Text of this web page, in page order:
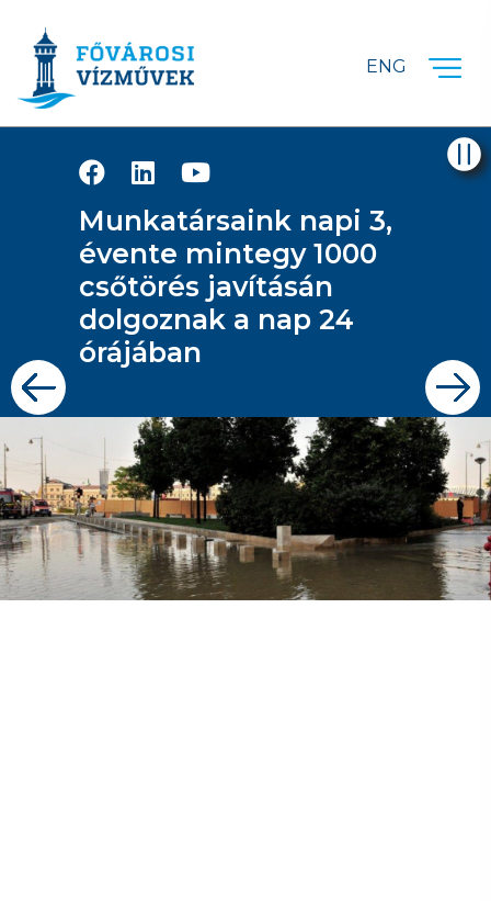
ENG
Munkatársaink napi 3,
évente mintegy 1000
csőtörés javításán
dolgoznak a nap 24
órájában